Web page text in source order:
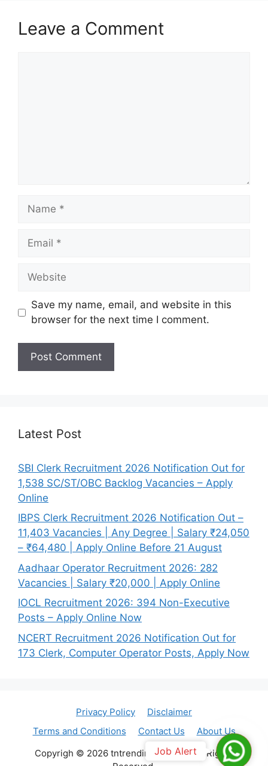
Leave a Comment
Name
Email
Website
Save my name, email, and website in this
browser for the next time I comment.
Latest Post
SBI Clerk Recruitment 2026 Notification Out for
1,538 SC/ST/OBC Backlog Vacancies – Apply
Online
IBPS Clerk Recruitment 2026 Notification Out –
11,403 Vacancies | Any Degree | Salary ₹24,050
– ₹64,480 | Apply Online Before 21 August
Aadhaar Operator Recruitment 2026: 282
Vacancies | Salary ₹20,000 | Apply Online
IOCL Recruitment 2026: 394 Non-Executive
Posts – Apply Online Now
NCERT Recruitment 2026 Notification Out for
173 Clerk, Computer Operator Posts, Apply Now
Privacy Policy
Disclaimer
Terms and Conditions
Contact Us
About Us
Copyrigh © 2026 tntrendingjob.com. All Rights Join
Job Alert